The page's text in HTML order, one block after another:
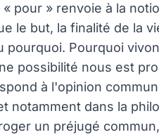
« pour » renvoie à la
le but, la finalité de la
pourquoi. Pourquoi
possibilité nous est
à l'opinion
notamment dans la
un préjugé